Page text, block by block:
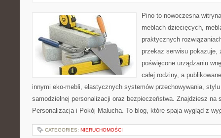
Pino to nowoczesna
meblach dziecięcych,
praktycznych
przekaz serwisu pokazuje,
poświęcone urządzaniu
całej rodziny, a
innymi eko-mebli, elastycznych systemów przechowywania,
samodzielnej personalizacji oraz bezpieczeństwa. Znajdziesz na
Personalizacja i Pokój Malucha. To blog, które spaja wygląd z
CATEGORIES: NIERUCHOMOŚCI